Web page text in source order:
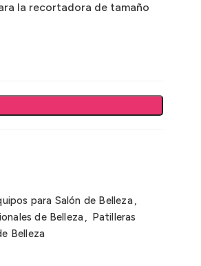
la recortadora de tamaño
para Salón de Belleza,
de Belleza, Patilleras
Belleza